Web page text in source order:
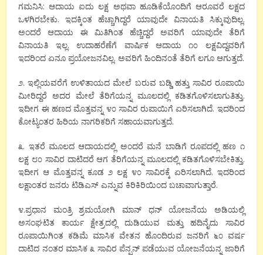
ಗಮನಿಸಿ: ಆದಾಯ ಐದು ಲಕ್ಷ ಅಥವಾ ಹೂಡಿಕೆಯೊಂದಿಗೆ ಆರೂವರೆ ಲಕ್ಷದ
ಒಳಗಿರಬೇಕು. ಇದಕ್ಕಿಂತ ಹೆಚ್ಚಾಗಿದ್ದರೆ ಯಾವುದೇ ವಿನಾಯತಿ ಸಿಕ್ಕುವುದಿಲ್ಲ.
ಅಂದರೆ ಆದಾಯ ಈ ಮಿತಿಗಿಂತ ಹೆಚ್ಚಿದ್ದರೆ ಅವರಿಗೆ ಯಾವುದೇ ತೆರಿಗೆ
ವಿನಾಯತಿ ಇಲ್ಲ. ಉದಾಹರೆಣೆಗೆ ವಾರ್ಷಿಕ ಆದಾಯ ೧೦ ಲಕ್ಷವಿದ್ದವರಿಗೆ
ಇದರಿಂದ ಏನೂ ಪ್ರಯೋಜನವಿಲ್ಲ. ಅವರಿಗೆ ಹಿಂದಿನಂತೆ ತೆರಿಗೆ ಲಗೂ ಆಗುತ್ತದೆ.
೨. ಇಲ್ಲಿಯವರೆಗೆ ಉಳಿತಾಯದ ಮೇಲೆ ಬರುವ ಬಡ್ಡಿ ಹತ್ತು ಸಾವಿರ ರೂಪಾಯಿ
ಮೀರಿದ್ದರೆ ಅದರ ಮೇಲೆ ತೆರಿಗೆಯನ್ನ ಮೂಲದಲ್ಲಿ ಕಡಿತಗೊಳಿಸಲಾಗುತಿತ್ತು.
ಇದೀಗ ಈ ಹಣದ ಮೊತ್ತವನ್ನ ೪೦ ಸಾವಿರ ರುಪಾಯಿಗೆ ಏರಿಸಲಾಗಿದೆ. ಇದರಿಂದ
ಕೋಟ್ಯಂತರ ಹಿರಿಯ ನಾಗರಿಕರಿಗೆ ಸಹಾಯವಾಗುತ್ತದೆ.
೩. ಇತರೆ ಮೂಲದ ಆದಾಯದಲ್ಲಿ ಅಂದರೆ ಮನೆ ಬಾಡಿಗೆ ರೂಪದಲ್ಲಿ ಹಣ ೧
ಲಕ್ಷ ೮೦ ಸಾವಿರ ದಾಟಿದರೆ ಆಗ ತೆರಿಗೆಯನ್ನ ಮೂಲದಲ್ಲಿ ಕಡಿತಗೊಳಿಸಬೇಕಿತ್ತು.
ಇದೀಗ ಆ ಮೊತ್ತವನ್ನ ಕೂಡ ೨ ಲಕ್ಷ ೪೦ ಸಾವಿರಕ್ಕೆ ಏರಿಸಲಾಗಿದೆ. ಇದರಿಂದ
ಲಕ್ಷಾಂತರ ಜನರು ಟಿಡಿಎಸ್ ಎನ್ನುವ ಕಿರಿಕಿರಿಯಿಂದ ಬಚಾವಾಗುತ್ತಾರೆ.
೪.ಪ್ರಧಾನ ಮಂತ್ರಿ ಶ್ರಮಯೋಗಿ ಮಾನ್ ಧನ್ ಯೋಜನೆಯ ಅಡಿಯಲ್ಲಿ
ಅಸಂಘಟಿತ ಕಾರ್ಯ ಕ್ಷೇತ್ರದಲ್ಲಿ ದುಡಿಯುವ ಮತ್ತು ಹದಿನೈದು ಸಾವಿರ
ರೂಪಾಯಿಗಿಂತ ಕಡಿಮೆ ಮಾಸಿಕ ವೇತನ ಹೊಂದಿರುವ ಜನರಿಗೆ ೬೦ ವರ್ಷ
ದಾಟಿದ ನಂತರ ಮಾಸಿಕ ೩ ಸಾವಿರ ಪೆನ್ಷನ್ ಪಡೆಯುವ ಯೋಜನೆಯನ್ನ ಜಾರಿಗೆ